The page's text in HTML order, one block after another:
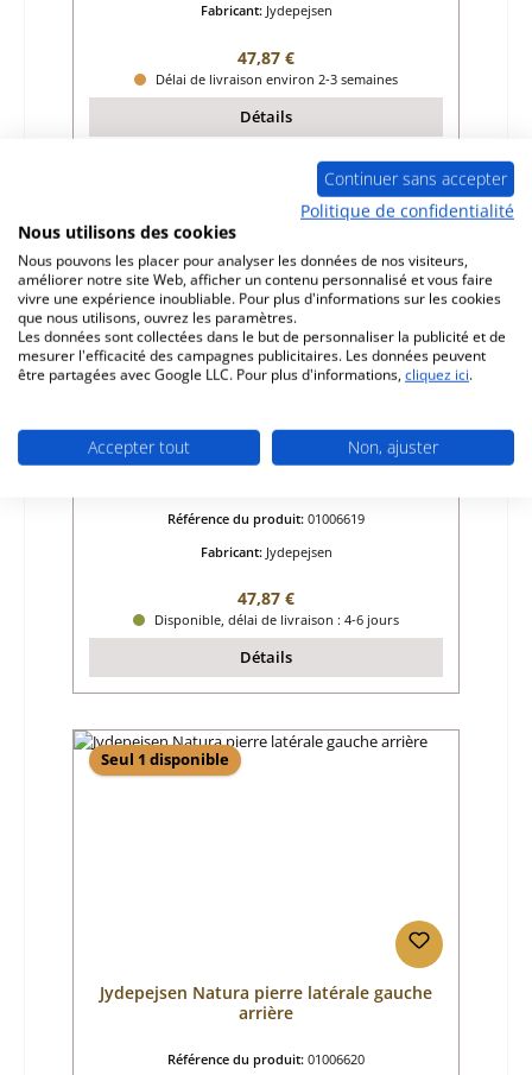
Fabricant: Jydepejsen
Prix régulier :
47,87 €
Délai de livraison environ 2-3 semaines
Détails
Jydepejsen Natura pierre latérale droit
avant
Référence du produit: 01006619
Fabricant: Jydepejsen
Prix régulier :
47,87 €
Disponible, délai de livraison : 4-6 jours
Détails
Seul 1 disponible
Jydepejsen Natura pierre latérale gauche
arrière
Référence du produit: 01006620
Continuer sans accepter
Politique de confidentialité
Nous utilisons des cookies
Nous pouvons les placer pour analyser les données de nos visiteurs,
améliorer notre site Web, afficher un contenu personnalisé et vous faire
vivre une expérience inoubliable. Pour plus d'informations sur les cookies
que nous utilisons, ouvrez les paramètres.
Les données sont collectées dans le but de personnaliser la publicité et de
mesurer l'efficacité des campagnes publicitaires. Les données peuvent
être partagées avec Google LLC. Pour plus d'informations, cliquez ici.
Accepter tout Non, ajuster